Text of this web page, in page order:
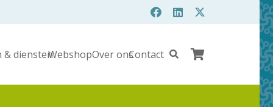
& dienstenWebshopOver onsContact